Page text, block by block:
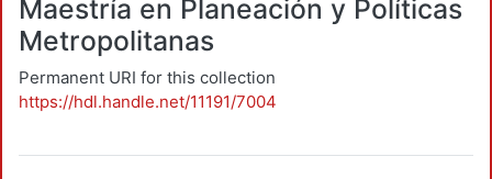
Maestría en Planeación y Políticas
Metropolitanas
Permanent URI for this collection
https://hdl.handle.net/11191/7004